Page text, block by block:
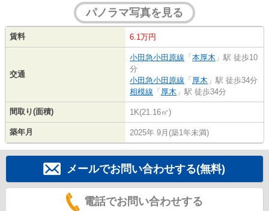
パノラマ写真を見る
賃料 6.1万円
交通
小田急小田原線 「 本厚木 」駅 徒歩10
分
小田急小田原線 「 厚木 」駅 徒歩34分
相模線 「 厚木 」駅 徒歩34分
間取り(面積) 1K(21.16㎡)
築年月 2025年 9月(築1年未満)
メールでお問い合わせする(無料)
電話でお問い合わせする